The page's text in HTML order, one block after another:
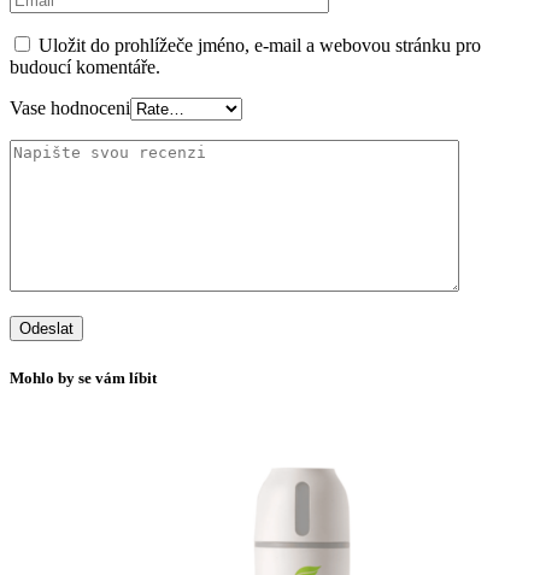
Uložit do prohlížeče jméno, e-mail a webovou stránku pro
budoucí komentáře.
Vase hodnoceni
Mohlo by se vám líbit